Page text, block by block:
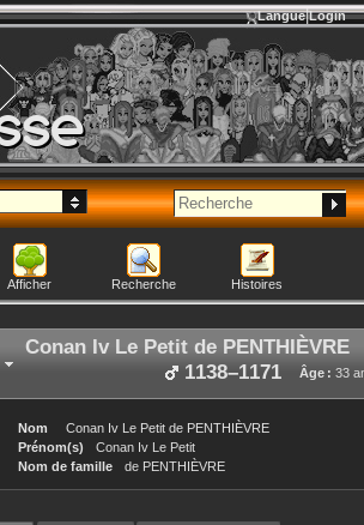
Langue Login
Afficher Recherche Histoires
Conan Iv Le Petit de PENTHIÈVRE
Âge : 33
1138–1171
Nom Conan Iv Le Petit de PENTHIÈVRE
Prénom(s)
Conan Iv Le Petit
Nom de famille
de PENTHIÈVRE